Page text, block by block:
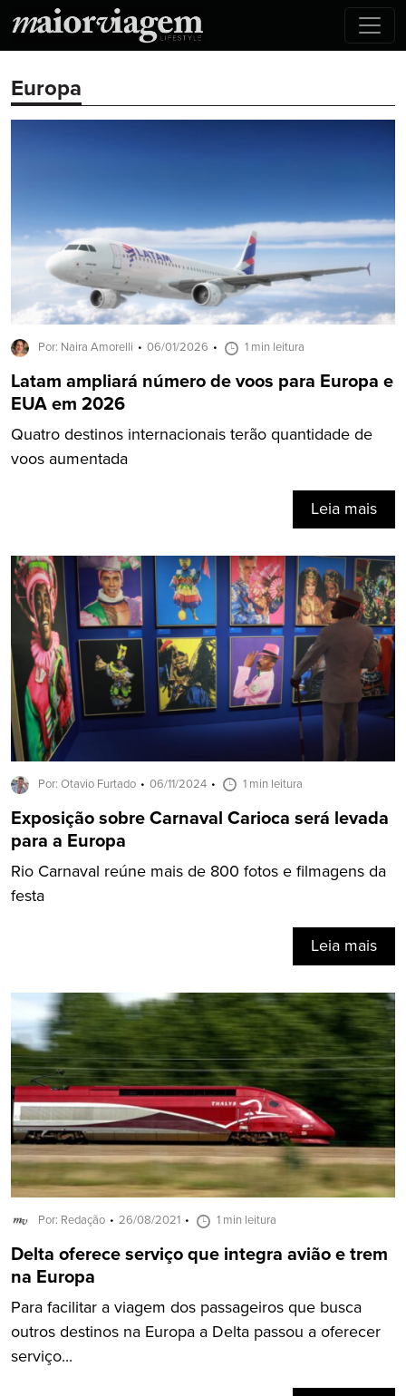
Europa
Por: Naira Amorelli 06/01/2026 1 min leitura
Latam ampliará número de voos para Europa e
EUA em 2026
Quatro destinos internacionais terão quantidade de
voos aumentada
Leia mais
Por: Otavio Furtado 06/11/2024 1 min leitura
Exposição sobre Carnaval Carioca será levada
para a Europa
Rio Carnaval reúne mais de 800 fotos e filmagens da
festa
Leia mais
Por: Redação 26/08/2021 1 min leitura
Delta oferece serviço que integra avião e trem
na Europa
Para facilitar a viagem dos passageiros que busca
outros destinos na Europa a Delta passou a oferecer
serviço...